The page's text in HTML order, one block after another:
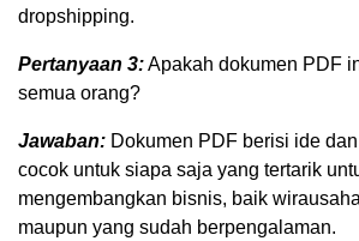
dropshipping.
Pertanyaan 3:Apakah dokumen PDF
semua orang?
Jawaban: Dokumen PDF berisi ide
cocok untuk siapa saja yang tertarik
mengembangkan bisnis, baik
maupun yang sudah berpengalaman.